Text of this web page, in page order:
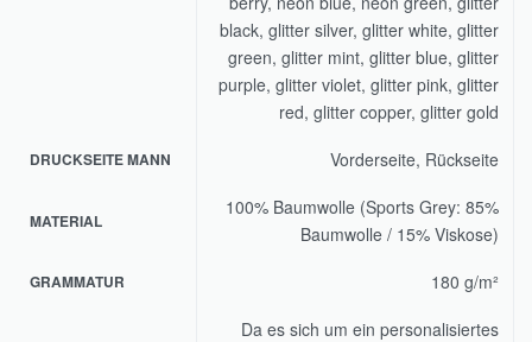
black, glitter silver, glitter white, glitter
green, glitter mint, glitter blue, glitter
purple, glitter violet, glitter pink, glitter
red, glitter copper, glitter gold
DRUCKSEITE MANN Vorderseite, Rückseite
MATERIAL
100% Baumwolle (Sports Grey: 85%
Baumwolle / 15% Viskose)
GRAMMATUR 180 g/m²
Da es sich um ein personalisiertes